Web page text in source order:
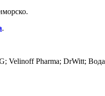
.
Velinoff Pharma; DrWitt;